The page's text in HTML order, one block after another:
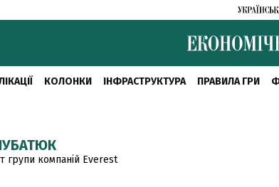
КОЛОНКИ ІНФРАСТРУКТУРА ПРАВИЛА ГРИ
групи компаній Everest